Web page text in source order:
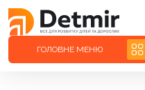
ГОЛОВНЕ МЕНЮ